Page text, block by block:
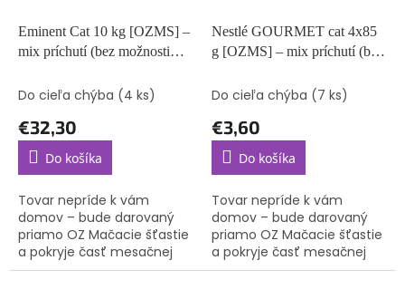
Eminent Cat 10 kg [OZMS] –
mix príchutí (bez možnosti
Do cieľa chýba (4 ks)
€32,30
Do košíka
Tovar nepríde k vám
domov – bude darovaný
priamo OZ Mačacie šťastie
a pokryje časť mesačnej
spotreby krmiva pre
Nestlé GOURMET cat 4x85
g [OZMS] – mix príchutí (bez
Do cieľa chýba (7 ks)
€3,60
Do košíka
Tovar nepríde k vám
domov – bude darovaný
priamo OZ Mačacie šťastie
a pokryje časť mesačnej
spotreby krmiva pre